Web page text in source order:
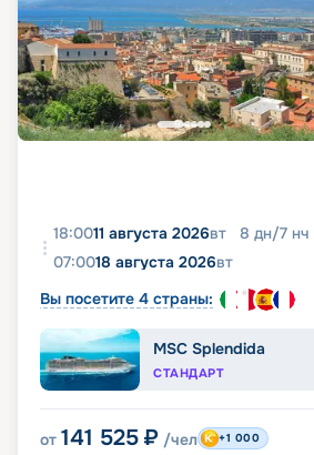
18:0011 августа 2026вт 8 дн/7 нч
07:0018 августа 2026вт
Вы посетите 4 страны:
MSC Splendida
СТАНДАРТ
от 141 525 ₽ /чел +1 000